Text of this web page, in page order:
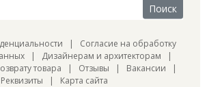
| Согласие на обработку
| Дизайнерам и архитекторам |
товара | Отзывы | Вакансии |
Реквизиты | Карта сайта